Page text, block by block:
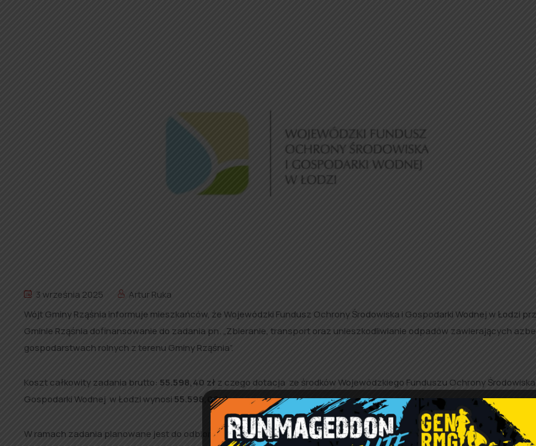
3 września 2025
Artur Ruka
Wójt Gminy Rząśnia informuje mieszkańców, że Wojewódzki Fundusz Ochrony Środowiska i Gospodarki Wodnej w Łodzi
Gminie Rząśnia dofinansowanie do zadania pn. „Zbieranie, transport oraz unieszkodliwianie odpadów zawierających
gospodarstwach rolnych z terenu Gminy Rząśnia”.
Koszt całkowity zadania brutto: 55.598,40 złz czego dotacja ze środków Wojewódzkiego Funduszu Ochrony
Gospodarki Wodnej w Łodzi wynosi 55.598,00zł.
W ramach zadania planowane jest do odbioru od mieszkańców, transport, oraz unieszkodliwienie 93,6 Mg odpadów